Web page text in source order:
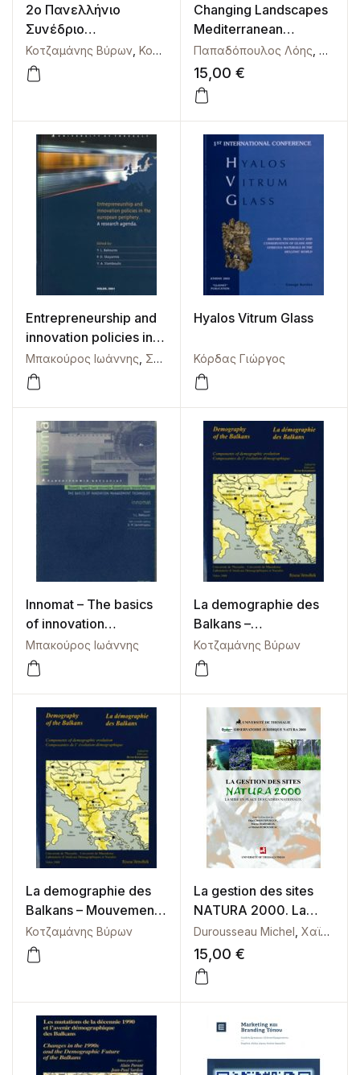
2ο Πανελλήνιο
Συνέδριο
Πολεοδομίας,
Χωροταξίας και
Περιφερειακής
Κοτζαμάνης Βύρων Κούγκολος Αθανάσιος ,Μπεριάτος
Changing Landscapes
Mediterranean
Sensitive Areas Design
Παπαδόπουλος Λόης
15,00 €
Entrepreneurship and
innovation policies in
the European
periphery. A research
agenda
Μπακούρος Ιωάννης Σκάγιαννης Παντελής ,Σταμπουλής
Hyalos Vitrum Glass
Κόρδας Γιώργος
Innomat – The basics
of innovation
management
techniques
Μπακούρος Ιωάννης
La demographie des
Balkans –
Composantes de
l’evolution
demographique
Κοτζαμάνης Βύρων
La demographie des
Balkans – Mouvements
migratoires et
repartition spatiale de
la population
Κοτζαμάνης Βύρων
La gestion des sites
NATURA 2000. La
mise en place des
cadres Nationaux
Durousseau Michel Χαϊνταρλής Μάριος
15,00 €